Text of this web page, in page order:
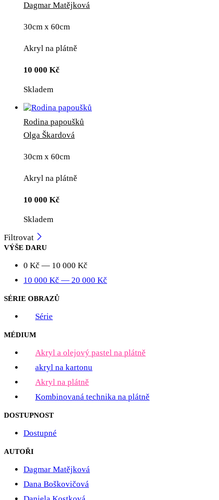
Dagmar Matějková
30cm x 60cm
Akryl na plátně
10 000 Kč
Skladem
Rodina papoušků
Olga Škardová
30cm x 60cm
Akryl na plátně
10 000 Kč
Skladem
Filtrovat
VÝŠE DARU
0 Kč — 10 000 Kč
10 000 Kč — 20 000 Kč
SÉRIE OBRAZŮ
Série
MÉDIUM
Akryl a olejový pastel na plátně
akryl na kartonu
Akryl na plátně
Kombinovaná technika na plátně
DOSTUPNOST
Dostupné
AUTOŘI
Dagmar Matějková
Dana Boškovičová